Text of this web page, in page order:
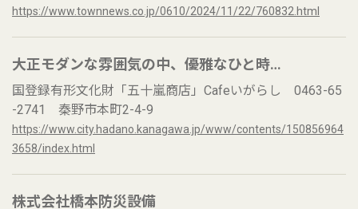
https://www.townnews.co.jp/0610/2024/11/22/760832.html
大正モダンな雰囲気の中、優雅なひと時…
国登録有形文化財「五十嵐商店」Cafeいがらし 0463-65
-2741 秦野市本町2-4-9
https://www.city.hadano.kanagawa.jp/www/contents/150856964
3658/index.html
株式会社橋本防災設備